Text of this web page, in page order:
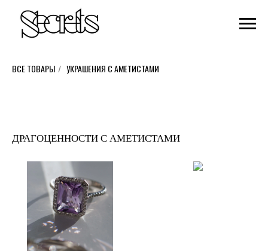
ВСЕ ТОВАРЫ / УКРАШЕНИЯ С АМЕТИСТАМИ
ДРАГОЦЕННОСТИ С АМЕТИСТАМИ